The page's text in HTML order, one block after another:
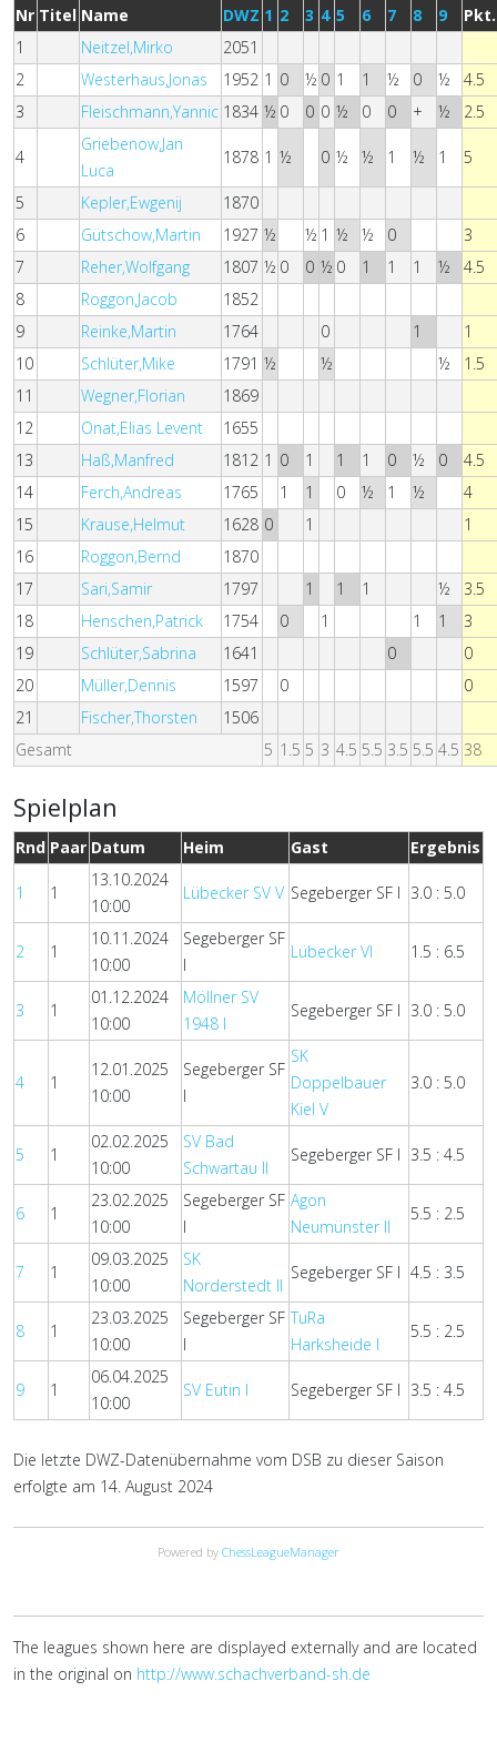
Nr Titel Name DWZ 1 2 3 4 5 6 7 8 9
Pkt.
1
Neitzel,Mirko
2051
2
Westerhaus,Jonas 1952 1 0 ½ 0 1 1 ½ 0 ½
4.5
3
Fleischmann,Yannic 1834 ½ 0 0 0 ½ 0 0 + ½ 2.5
4
Griebenow,Jan
Luca
1878 1 ½ 0 ½ ½ 1 ½ 1 5
5 Kepler,Ewgenij
1870
6
Gütschow,Martin 1927 ½ ½ 1 ½ ½ 0
3
7
Reher,Wolfgang 1807 ½ 0 0 ½ 0 1 1 1 ½
4.5
8
Roggon,Jacob
1852
9
Reinke,Martin 1764 0 1
1
10
Schlüter,Mike 1791 ½ ½ ½
1.5
11
Wegner,Florian
1869
12
Onat,Elias Levent
1655
13
Haß,Manfred 1812 1 0 1 1 1 0 ½ 0
4.5
14
Ferch,Andreas 1765 1 1 0 ½ 1 ½
4
15
Krause,Helmut 1628 0 1
1
16
Roggon,Bernd
1870
17
Sari,Samir 1797 1 1 1 ½
3.5
18
Henschen,Patrick 1754 0 1 1 1
3
19
Schlüter,Sabrina 1641 0
0
20
Müller,Dennis 1597 0
0
21
Fischer,Thorsten
1506
Gesamt
5 1.5 5 3 4.5 5.5 3.5 5.5 4.5 38
Spielplan
Rnd Paar Datum Heim Gast Ergebnis
1 1
13.10.2024
10:00
Lübecker SV V Segeberger SF I 3.0 : 5.0
2 1
10.11.2024
10:00
Segeberger SF
I
Lübecker VI 1.5 : 6.5
3 1
01.12.2024
10:00
Möllner SV
1948 I
Segeberger SF I 3.0 : 5.0
4 1
12.01.2025
10:00
Segeberger SF
I
SK
Doppelbauer
Kiel V
3.0 : 5.0
5 1
02.02.2025
10:00
SV Bad
Schwartau II
Segeberger SF I 3.5 : 4.5
6 1
23.02.2025
10:00
Segeberger SF
I
Agon
Neumünster II
5.5 : 2.5
7 1
09.03.2025
10:00
SK
Norderstedt II
Segeberger SF I 4.5 : 3.5
8 1
23.03.2025
10:00
Segeberger SF
I
TuRa
Harksheide I
5.5 : 2.5
9 1
06.04.2025
10:00
SV Eutin I Segeberger SF I 3.5 : 4.5
Die letzte DWZ-Datenübernahme vom DSB zu dieser Saison
erfolgte am 14. August 2024
Powered by ChessLeagueManager
The leagues shown here are displayed externally and are located
in the original on http://www.schachverband-sh.de